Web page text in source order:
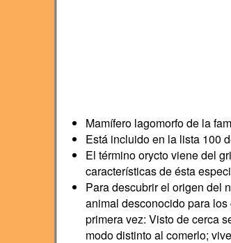
Mamífero lagomorfo de la
Está incluido en la lista 100
El término orycto viene del
características de ésta
Para descubrir el origen del
animal desconocido para
primera vez: Visto de cerca
modo distinto al comerlo;